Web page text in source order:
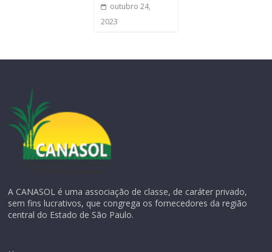
outubro 24,
2023
A CANASOL é uma associação de classe, de caráter privado,
sem fins lucrativos, que congrega os fornecedores da região
central do Estado de São Paulo.